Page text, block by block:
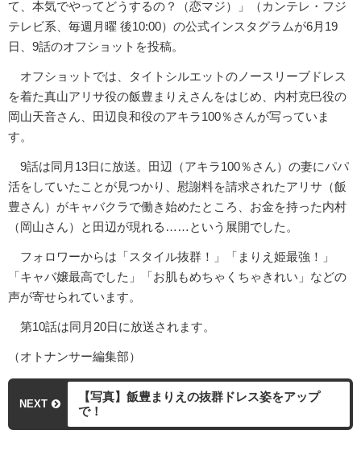
て、本気でやってどうするの？（恋マジ）」（カンテレ・フジ
テレビ系、毎週月曜 後10:00）の公式インスタグラムが6月19
日、9話のオフショットを投稿。
オフショットでは、タイトシルエットのノースリーブドレス
を着た真山アリサ役の飯豊まりえさんをはじめ、内村克巳役の
岡山天音さん、田辺良和役のアキラ100％さんが写っていま
す。
9話は同月13日に放送。田辺（アキラ100％さん）の妻にパパ
活をしていたことが見つかり、慰謝料を請求されたアリサ（飯
豊さん）がキャバクラで働き始めたところ、お金を持った内村
（岡山さん）と田辺が現れる……という展開でした。
フォロワーからは「スタイル抜群！」「まりえ姫最強！」
「キャバ嬢最高でした」「お肌もめちゃくちゃきれい」などの
声が寄せられています。
第10話は同月20日に放送されます。
（オトナンサー編集部）
NEXT
【写真】飯豊まりえの抜群ドレス姿をアップ
で！